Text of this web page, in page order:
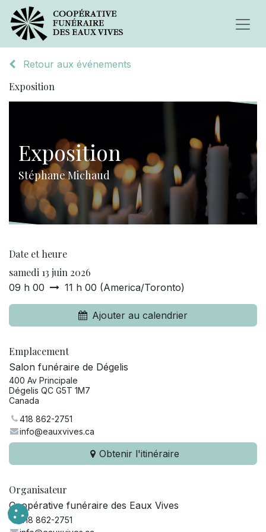
Retour aux événements
Exposition
Exposition
Stéphane Michaud
Date et heure
samedi 13 juin 2026
09 h 00 11 h 00 (America/Toronto)
Ajouter au calendrier
Emplacement
Salon funéraire de Dégelis
400 Av Principale
Dégelis QC G5T 1M7
Canada
418 862-2751
info@eauxvives.ca
Obtenir l'itinéraire
Organisateur
Coopérative funéraire des Eaux Vives
418 862-2751